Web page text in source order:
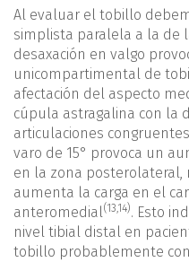
Al evaluar el tobillo
simplista paralela a la de
desaxación en valgo
unicompartimental de
afectación del aspecto
cúpula astragalina con la
articulaciones
varo de 15° provoca un
en la zona posterolateral,
aumenta la carga en el
anteromedial(13,14). Esto
nivel tibial distal en
tobillo probablemente